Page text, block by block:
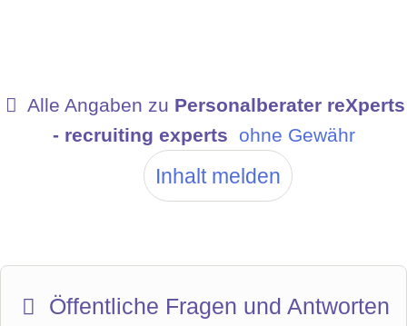
Alle Angaben zu Personalberater reXperts
- recruiting experts
ohne Gewähr
Inhalt melden
Öffentliche Fragen und Antworten